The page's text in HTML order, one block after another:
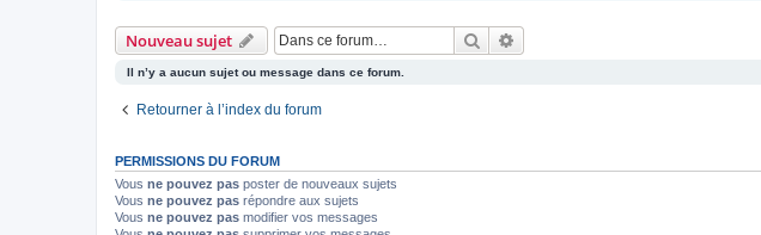
Nouveau sujet Rechercher
Il n’y a aucun sujet ou message dans ce forum.
Retourner à l’index du forum
PERMISSIONS DU FORUM
Vous ne pouvez pas poster de nouveaux sujets
Vous ne pouvez pas répondre aux sujets
Vous ne pouvez pas modifier vos messages